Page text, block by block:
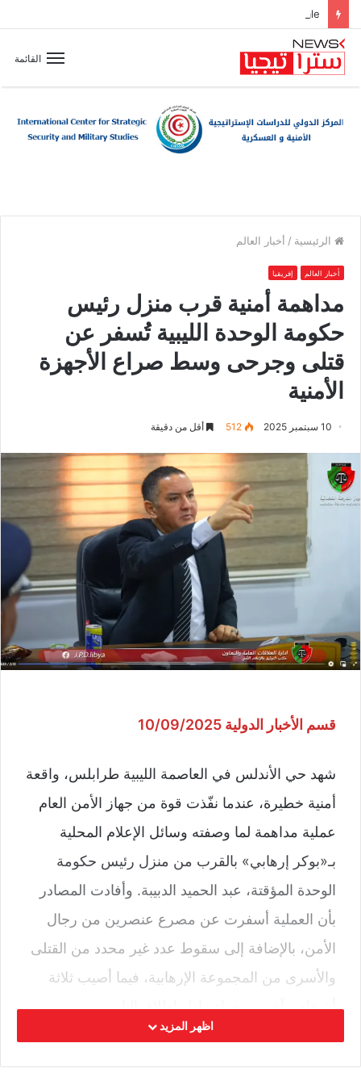
القائمة
الرئيسية / أخبار العالم
أخبار العالم إفريقيا
مداهمة أمنية قرب منزل رئيس
حكومة الوحدة الليبية تُسفر عن
قتلى وجرحى وسط صراع الأجهزة
الأمنية
10 سبتمبر 2025 512 أقل من دقيقة
قسم الأخبار الدولية 10/09/2025
شهد حي الأندلس في العاصمة الليبية طرابلس، واقعة
أمنية خطيرة، عندما نفّذت قوة من جهاز الأمن العام
عملية مداهمة لما وصفته وسائل الإعلام المحلية
بـ«بوكر إرهابي» بالقرب من منزل رئيس حكومة
الوحدة المؤقتة، عبد الحميد الدبيبة. وأفادت المصادر
بأن العملية أسفرت عن مصرع عنصرين من رجال
الأمن، بالإضافة إلى سقوط عدد غير محدد من القتلى
والأسرى من المجموعة الإرهابية، فيما أصيب ثلاثة
أشخاص آخرون جراء تبادل إطلاق النار.
اظهر المزيد